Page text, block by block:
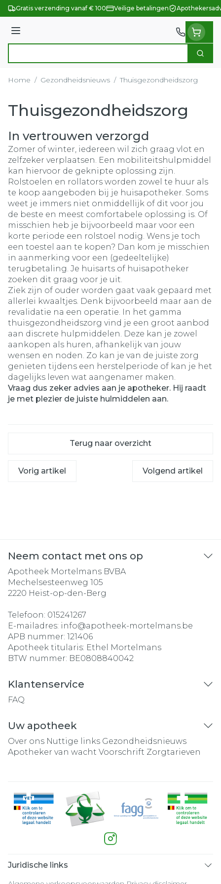
Ga naar de inhoud
Gratis verzending vanaf € 100 Veilige betalingen
Menu
Zoek
Home / Gezondheidsnieuws / Thuisgezondheidszorg
Thuisgezondheidszorg
In vertrouwen verzorgd
Zomer of winter, iedereen wil zich graag vlot en
zelfzeker verplaatsen. Een mobiliteitshulpmiddel
kan hiervoor de geknipte oplossing zijn.
Rolstoelen en rollators worden zowel te huur als
te koop aangeboden bij je huisapotheker. Soms
weet je immers niet onmiddellijk of dit voor jou
de beste en meest comfortabele oplossing is. Of
misschien heb je bijvoorbeeld maar voor een
korte periode een rolstoel nodig. Wens je toch
een toestel aan te kopen? Dan kom je misschien
in aanmerking voor een (gedeeltelijke)
terugbetaling. Je huisarts of huisapotheker
zoeken dit graag voor je uit.
Ziek zijn of ouder worden gaat vaak gepaard met
allerlei kwaaltjes. Denk bijvoorbeeld maar aan de
revalidatie na een operatie. In het gamma
thuisgezondheidszorg vind je een groot aanbod
aan discrete hulpmiddelen. Deze kan je zowel
aankopen als huren, afhankelijk van jouw
wensen en noden. Zo kan je van de juiste zorg
genieten tijdens een herstelperiode of kan je het
dagelijks leven wat aangenamer maken.
Vraag dus zeker advies aan je apotheker. Hij raadt
je met plezier de juiste hulmiddelen aan.
Terug naar overzicht
Vorig artikel Volgend artikel
Neem contact met ons op
Apotheek Mortelmans BVBA
Mechelsesteenweg 105
2220 Heist-op-den-Berg
Telefoon: 015241267
E-mailadres: info@apotheek-mortelmans.be
APB nummer: 121406
Apotheek titularis: Ethel Mortelmans
BTW nummer: BE0808840042
Klantenservice
FAQ
Uw apotheek
Over ons Nuttige links Gezondheidsnieuws
Apotheker van wacht Voorschrift Zorgtarieven
Juridische links